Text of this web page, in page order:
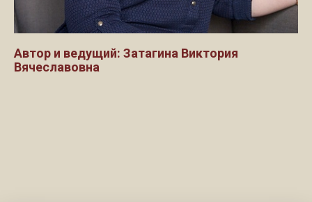
Автор и ведущий: Затагина Виктория
Вячеславовна